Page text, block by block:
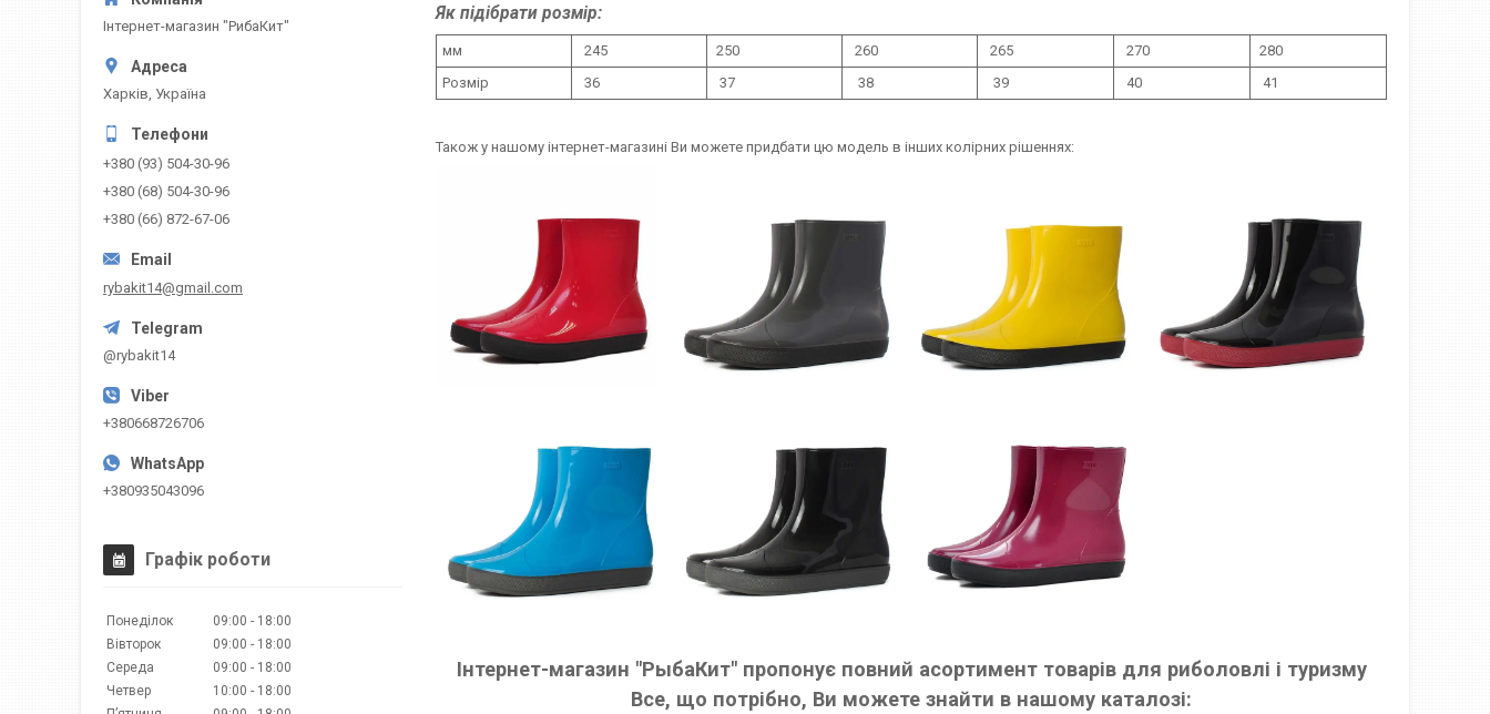
Як підібрати розмір:
мм 245 250 260 265 270
280
Розмір
36 37 38 39 40 41
Також у нашому інтернет-магазині Ви можете придбати цю модель в інших колірних рішеннях:
Інтернет-магазин "РыбаКит" пропонує повний асортимент товарів для риболовлі і туризму
Все, що потрібно, Ви можете знайти в нашому каталозі:
Інтернет-магазин "РибаКит"
Харків, Україна
+380 (93) 504-30-96
+380 (68) 504-30-96
+380 (66) 872-67-06
rybakit14@gmail.com
@rybakit14
+380668726706
+380935043096
Графік роботи
Понеділок 09:00
18:00
Вівторок
09:00
18:00
Середа
09:00
18:00
Четвер
10:00
18:00